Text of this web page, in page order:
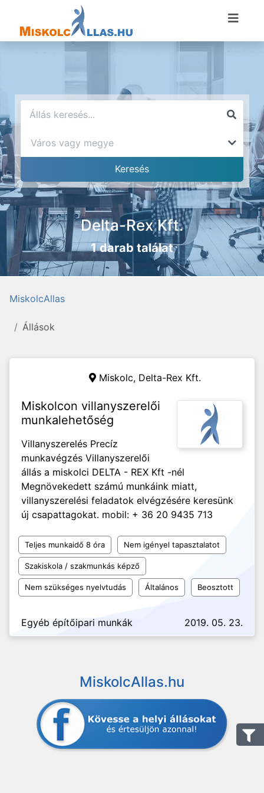
Delta-Rex Kft.
1 darab találat
MiskolcAllas
Állások
Miskolc, Delta-Rex Kft.
Miskolcon villanyszerelői
munkalehetőség
Villanyszerelés Precíz
munkavégzés Villanyszerelői
állás a miskolci DELTA - REX Kft -nél
Megnövekedett számú munkáink miatt,
villanyszerelési feladatok elvégzésére keresünk
új csapattagokat. mobil: + 36 20 9435 713
Teljes munkaidő 8 óra Nem igényel tapasztalatot
Szakiskola / szakmunkás képző
Nem szükséges nyelvtudás Általános Beosztott
Egyéb építőipari munkák 2019. 05. 23.
MiskolcAllas.hu